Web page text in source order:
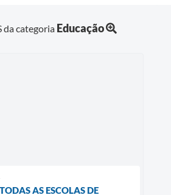
da categoria Educação
AS ESCOLAS DE